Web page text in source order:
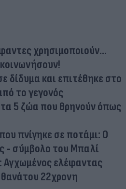
χρησιμοποιούν...
δίδυμα και επιτέθηκε στο
το γεγονός
τα 5 ζώα που θρηνούν όπως
πνίγηκε σε ποτάμι: Ο
- σύμβολο του Μπαλί
Αγχωμένος ελέφαντας
22χρονη